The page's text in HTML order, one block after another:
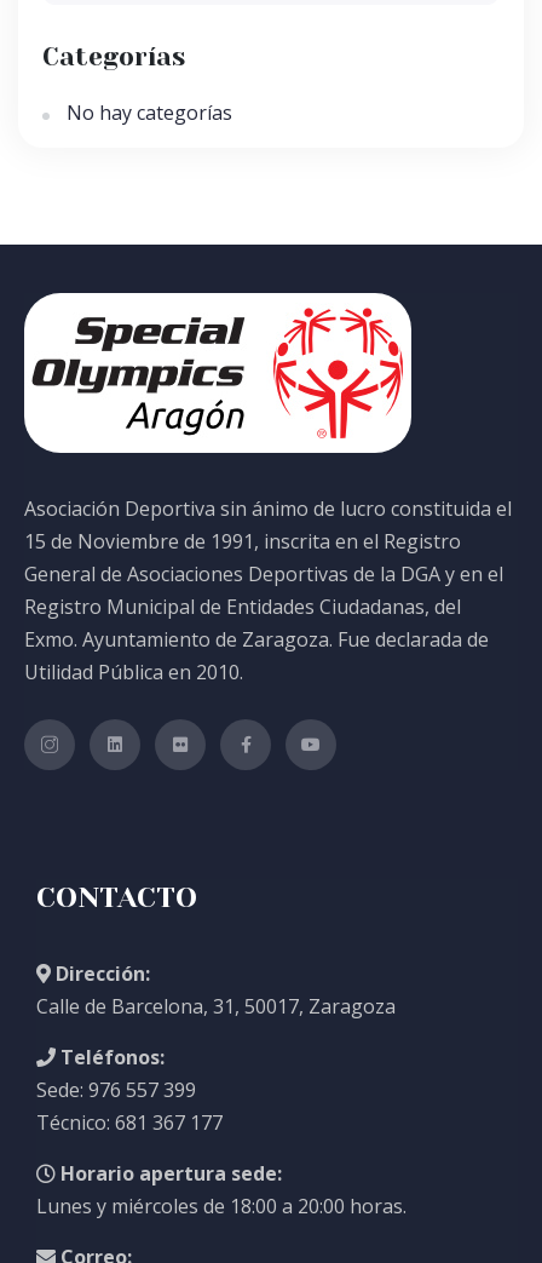
Categorías
No hay categorías
Asociación Deportiva sin ánimo de lucro constituida el
15 de Noviembre de 1991, inscrita en el Registro
General de Asociaciones Deportivas de la DGA y en el
Registro Municipal de Entidades Ciudadanas, del
Exmo. Ayuntamiento de Zaragoza. Fue declarada de
Utilidad Pública en 2010.
CONTACTO
Dirección:
Calle de Barcelona, 31, 50017, Zaragoza
Teléfonos:
Sede: 976 557 399
Técnico: 681 367 177
Horario apertura sede:
Lunes y miércoles de 18:00 a 20:00 horas.
Correo: